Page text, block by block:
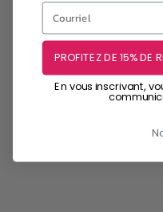
PROFITEZ DE 15% DE
En vous inscrivant,